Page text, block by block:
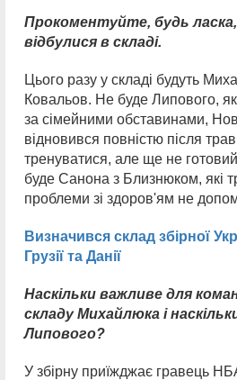
Прокоментуйте, будь ласка,
відбулися в складі.
Цього разу у складі будуть
Ковальов. Не буде Липового,
за сімейними обставинами,
відновився повністю після
тренуватися, але ще не
буде Санона з Близнюком, які
проблеми зі здоров'ям не
Визначився склад збірної
Грузії та Данії
Наскільки важливе для
складу Михайлюка і
Липового?
У збірну приїжджає гравець